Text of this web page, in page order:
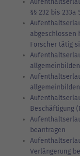
§§ 232 bis 233a
abgeschlossen
Forscher tätig
Beschäftigung
beantragen
Verlängerung